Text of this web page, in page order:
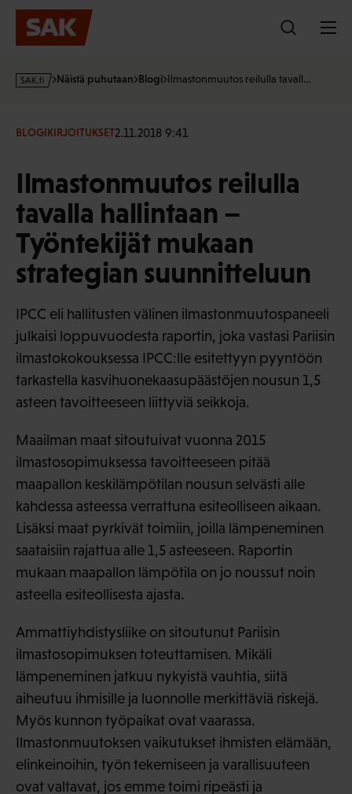
Hyppää
sisältöön
s
·
Näistä puhutaan Blogi Ilmastonmuutos reilulla tavall…
BLOGIKIRJOITUKSET2.11.2018 9:41
Ilmastonmuutos reilulla
tavalla hallintaan –
Työntekijät mukaan
strategian suunnitteluun
IPCC eli hallitusten välinen ilmastonmuutospaneeli
julkaisi loppuvuodesta raportin, joka vastasi Pariisin
ilmastokokouksessa IPCC:lle esitettyyn pyyntöön
tarkastella kasvihuonekaasupäästöjen nousun 1,5
asteen tavoitteeseen liittyviä seikkoja.
Maailman maat sitoutuivat vuonna 2015
ilmastosopimuksessa tavoitteeseen pitää
maapallon keskilämpötilan nousun selvästi alle
kahdessa asteessa verrattuna esiteolliseen aikaan.
Lisäksi maat pyrkivät toimiin, joilla lämpeneminen
saataisiin rajattua alle 1,5 asteeseen. Raportin
mukaan maapallon lämpötila on jo noussut noin
asteella esiteollisesta ajasta.
Ammattiyhdistysliike on sitoutunut Pariisin
ilmastosopimuksen toteuttamisen. Mikäli
lämpeneminen jatkuu nykyistä vauhtia, siitä
aiheutuu ihmisille ja luonnolle merkittäviä riskejä.
Myös kunnon työpaikat ovat vaarassa.
Ilmastonmuutoksen vaikutukset ihmisten elämään,
elinkeinoihin, työn tekemiseen ja varallisuuteen
ovat valtavat, jos emme toimi ripeästi ja